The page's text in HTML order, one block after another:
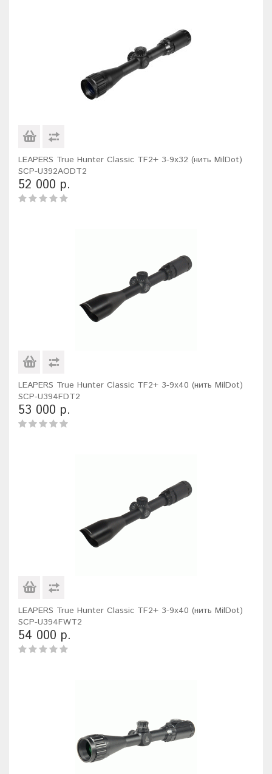
LEAPERS True Hunter Classic TF2+ 3-9x32 (нить MilDot)
SCP-U392AODT2
52 000 р.
LEAPERS True Hunter Classic TF2+ 3-9x40 (нить MilDot)
SCP-U394FDT2
53 000 р.
LEAPERS True Hunter Classic TF2+ 3-9x40 (нить MilDot)
SCP-U394FWT2
54 000 р.